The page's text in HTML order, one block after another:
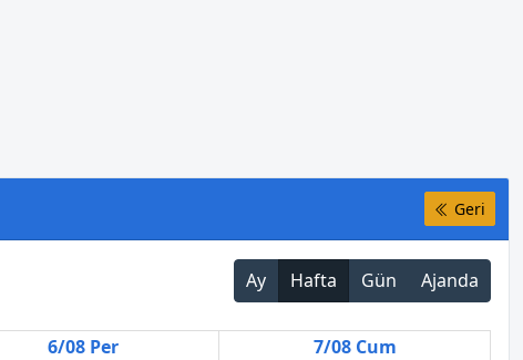
Geri
Ay Hafta Gün Ajanda
6/08 Per
7/08 Cum